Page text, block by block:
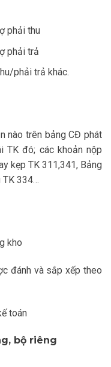
phải thu
phải trả
phải trả khác.
nào trên bảng CĐ phát
TK đó; các khoản nộp
kẹp TK 311,341, Bảng
TK 334…
kho
đánh và sắp xếp theo
toán
bộ riêng